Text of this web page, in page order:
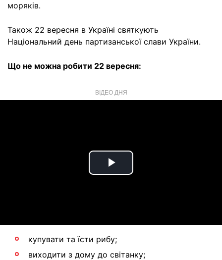
моряків.
Також 22 вересня в Україні святкують
Національний день партизанської слави України.
Що не можна робити 22 вересня:
ВІДЕО ДНЯ
Play
купувати та їсти рибу;
виходити з дому до світанку;